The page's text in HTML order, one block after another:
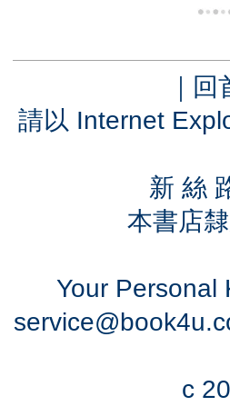
｜ 回
請以 Internet
新 絲
本書店
Your
c